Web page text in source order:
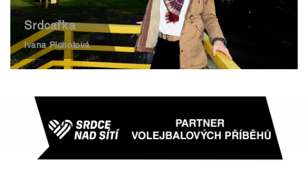
Srdcařka
Ivana Plchotová